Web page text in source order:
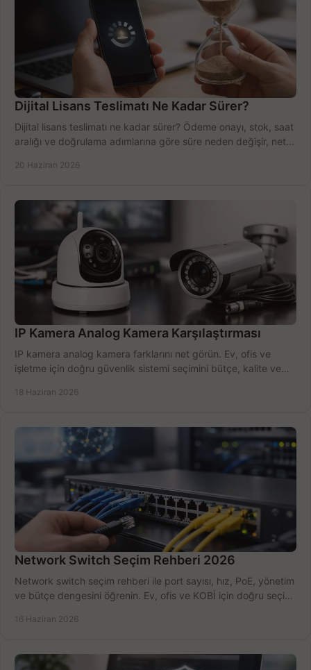
Dijital Lisans Teslimatı Ne Kadar Sürer?
Dijital lisans teslimatı ne kadar sürer? Ödeme onayı, stok, saat
aralığı ve doğrulama adımlarına göre süre neden değişir, net
20 Haziran 2026
IP Kamera Analog Kamera Karşılaştırması
IP kamera analog kamera farklarını net görün. Ev, ofis ve
işletme için doğru güvenlik sistemi seçimini bütçe, kalite ve
18 Haziran 2026
Network Switch Seçim Rehberi 2026
Network switch seçim rehberi ile port sayısı, hız, PoE, yönetim
ve bütçe dengesini öğrenin. Ev, ofis ve KOBİ için doğru seçimi
16 Haziran 2026